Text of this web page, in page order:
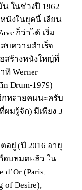
ในช่วงปี 1962
นังในยุคนี้ เลียน
ก็ว่าได้ เริ่ม
บความสำเร็จ
สร้างหนังใหญ่ที่
ทิ Werner
Drum-1979)
กหลายคนนะครับ
มรู้จัก) มีเพียง 3
อยู่ (ปี 2016 อายุ
อบหมดแล้ว ใน
d’Or (Paris,
of Desire),